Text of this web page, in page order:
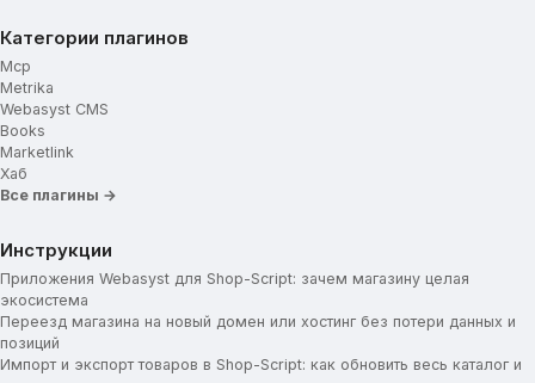
Утилиты
Генератор Popup
Категории плагинов
Mcp
Metrika
Webasyst CMS
Books
Marketlink
Хаб
Все плагины →
Инструкции
Приложения Webasyst для Shop-Script: зачем магазину целая
экосистема
Переезд магазина на новый домен или хостинг без потери данных и
позиций
Импорт и экспорт товаров в Shop-Script: как обновить весь каталог и